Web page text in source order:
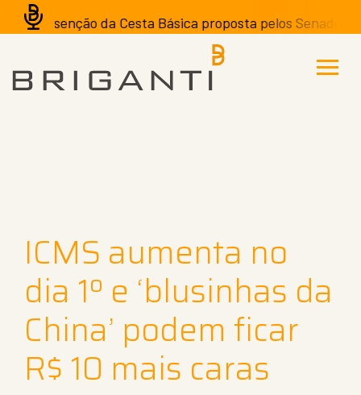
A isenção da Cesta Básica proposta pelos Senadores
ICMS aumenta no
dia 1º e ‘blusinhas da
China’ podem ficar
R$ 10 mais caras